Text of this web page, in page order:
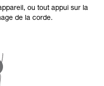
ou tout appui sur la
de la corde.